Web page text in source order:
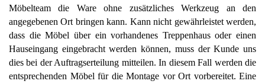
Möbelteam die Ware ohne zusätzliches Werkzeug an den
angegebenen Ort bringen kann. Kann nicht gewährleistet werden,
dass die Möbel über ein vorhandenes Treppenhaus oder einen
Hauseingang eingebracht werden können, muss der Kunde uns
dies bei der Auftragserteilung mitteilen. In diesem Fall werden die
entsprechenden Möbel für die Montage vor Ort vorbereitet. Eine